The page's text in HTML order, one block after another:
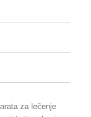
za lečenje